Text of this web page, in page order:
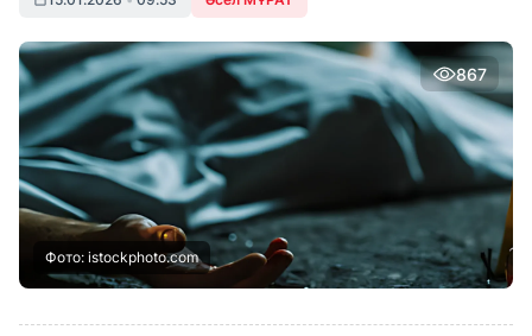
867
Фото: istockphoto.com